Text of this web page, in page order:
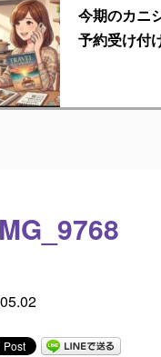
今期のカニ
予約受け付